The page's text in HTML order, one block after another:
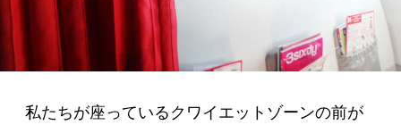
私たちが座っているクワイエットゾーンの前が